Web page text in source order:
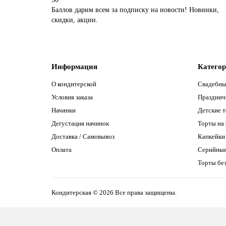
Баллов дарим всем за подписку на новости! Новинки,
скидки, акции.
Информация
О кондитерской
Условия заказа
Начинки
Дегустация начинок
Доставка / Самовывоз
Оплата
Детские
Торты на
Капкейки
Торты
Кондитерская © 2026 Все права защищены.